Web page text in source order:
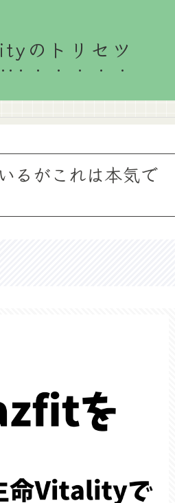
のトリセツ
るがこれは本気で